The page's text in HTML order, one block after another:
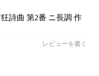
詩曲 第2番 ニ長調 作
レビューを書く